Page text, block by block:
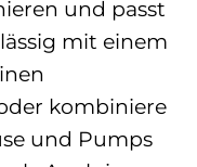
und passt
mit einem
kombiniere
und Pumps